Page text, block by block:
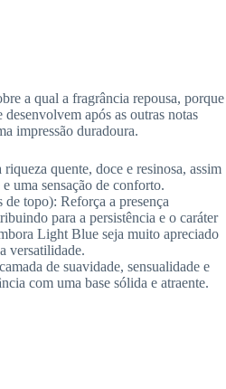
a qual a fragrância repousa, porque
desenvolvem após as outras notas
impressão duradoura.
quente, doce e resinosa, assim
uma sensação de conforto.
topo): Reforça a presença
para a persistência e o caráter
Light Blue seja muito apreciado
versatilidade.
de suavidade, sensualidade e
com uma base sólida e atraente.